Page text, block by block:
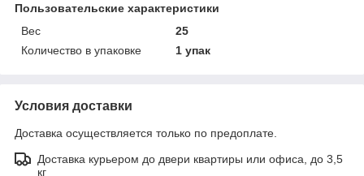
Пользовательские характеристики
Вес
25
Количество в упаковке
1 упак
Условия доставки
Доставка осуществляется только по предоплате.
Доставка курьером до двери квартиры или офиса, до 3,5
кг